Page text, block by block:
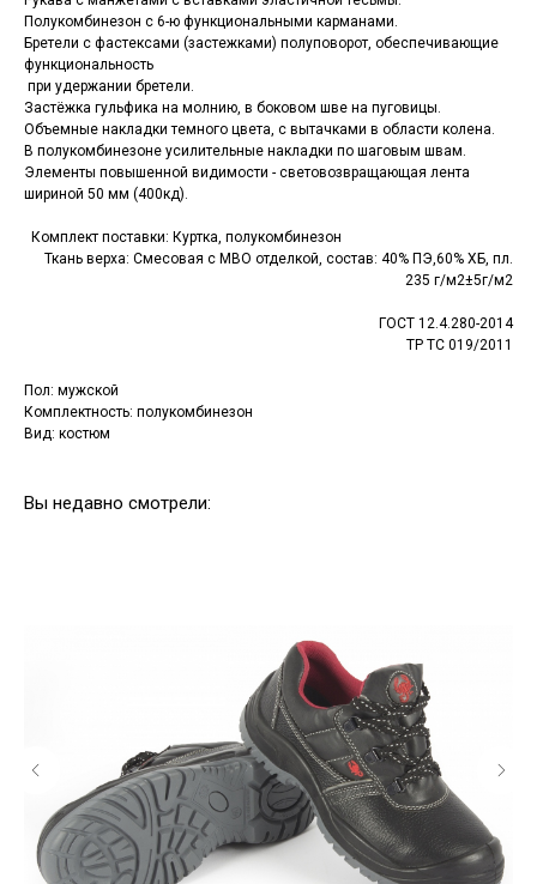
Полукомбинезон с 6-ю функциональными карманами.
Бретели с фастексами (застежками) полуповорот, обеспечивающие
функциональность
при удержании бретели.
Застёжка гульфика на молнию, в боковом шве на пуговицы.
Объемные накладки темного цвета, с вытачками в области колена.
В полукомбинезоне усилительные накладки по шаговым швам.
Элементы повышенной видимости - световозвращающая лента
шириной 50 мм (400кд).
Комплект поставки: Куртка, полукомбинезон
Ткань верха: Смесовая с МВО отделкой, состав: 40% ПЭ,60% ХБ, пл.
235 г/м2±5г/м2
ГОСТ 12.4.280-2014
ТР ТС 019/2011
Пол: мужской
Комплектность: полукомбинезон
Вид: костюм
Вы недавно смотрели: